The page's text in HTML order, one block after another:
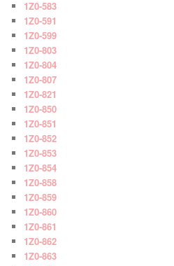
1Z0-583
1Z0-591
1Z0-599
1Z0-803
1Z0-804
1Z0-807
1Z0-821
1Z0-850
1Z0-851
1Z0-852
1Z0-853
1Z0-854
1Z0-858
1Z0-859
1Z0-860
1Z0-861
1Z0-862
1Z0-863